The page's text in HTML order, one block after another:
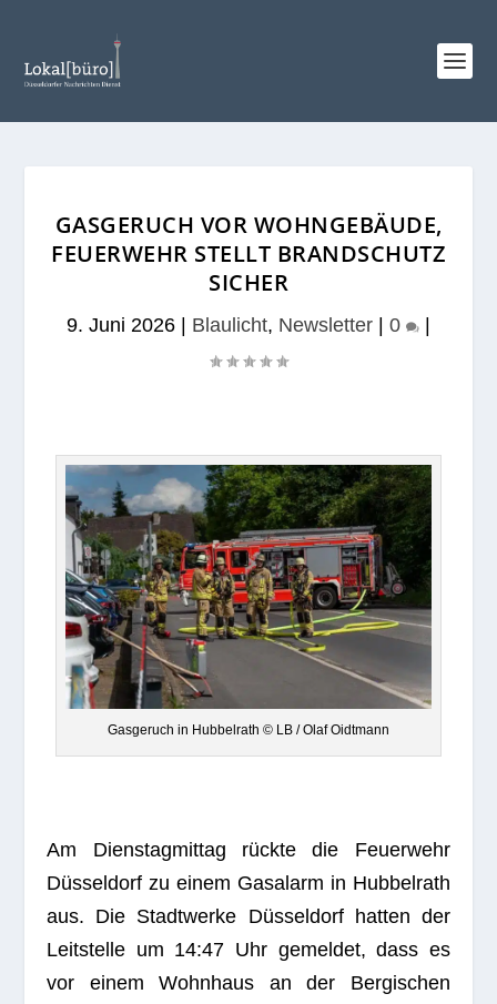
GASGERUCH VOR WOHNGEBÄUDE,
FEUERWEHR STELLT BRANDSCHUTZ
SICHER
9. Juni 2026 Blaulicht, Newsletter 0
Gas­ge­ruch in Hub­bel­rath © LB / Olaf Oidtmann
Am Diens­tag­mit­tag rückte die Feu­er­wehr
Düs­sel­dorf zu einem Gas­alarm in Hub­bel­rath
aus. Die Stadt­werke Düs­sel­dorf hat­ten der
Leit­stelle um 14:47 Uhr gemel­det, dass es
vor einem Wohn­haus an der Ber­gi­schen